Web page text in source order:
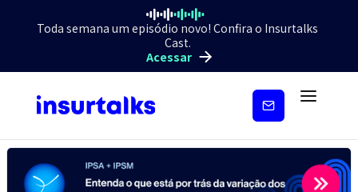
Toda semana um episódio novo! Confira o Insurtalks
Cast.
Acessar
Inscreva-